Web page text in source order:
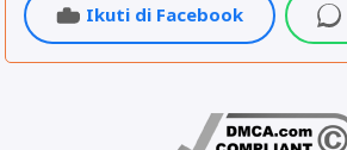
Ikuti di Facebook